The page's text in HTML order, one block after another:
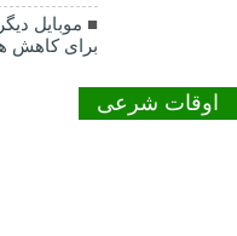
موبایل
برای کاهش
اوقات شرعی